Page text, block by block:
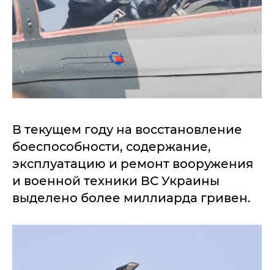
В текущем году на восстановление
боеспособности, содержание,
эксплуатацию и ремонт вооружения
и военной техники ВС Украины
выделено более миллиарда гривен.